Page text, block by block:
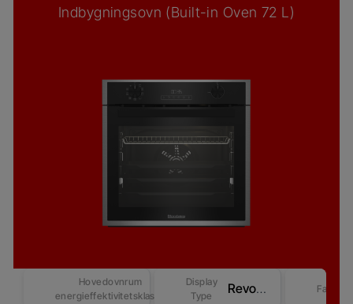
Indbygningsovn (Built-in Oven 72 L)
Hovedovnrum
energieffektivitetsklasse
Display
Type
Revo Good+ Display (Beast) – Competitive-2 Farve